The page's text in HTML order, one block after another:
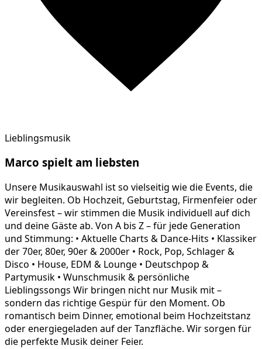
Lieblingsmusik
Marco spielt am liebsten
Unsere Musikauswahl ist so vielseitig wie die Events, die
wir begleiten. Ob Hochzeit, Geburtstag, Firmenfeier oder
Vereinsfest – wir stimmen die Musik individuell auf dich
und deine Gäste ab. Von A bis Z – für jede Generation
und Stimmung: • Aktuelle Charts & Dance-Hits • Klassiker
der 70er, 80er, 90er & 2000er • Rock, Pop, Schlager &
Disco • House, EDM & Lounge • Deutschpop &
Partymusik • Wunschmusik & persönliche
Lieblingssongs Wir bringen nicht nur Musik mit –
sondern das richtige Gespür für den Moment. Ob
romantisch beim Dinner, emotional beim Hochzeitstanz
oder energiegeladen auf der Tanzfläche. Wir sorgen für
die perfekte Musik deiner Feier.